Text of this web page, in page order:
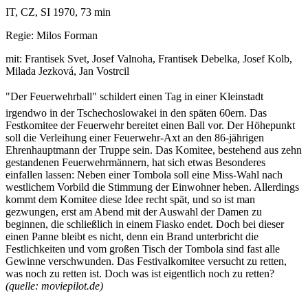
IT, CZ, SI 1970, 73 min
Regie: Milos Forman
mit: Frantisek Svet, Josef Valnoha, Frantisek Debelka, Josef Kolb,
Milada Jezková, Jan Vostrcil
"Der Feuerwehrball" schildert einen Tag in einer Kleinstadt
irgendwo in der Tschechoslowakei in den späten 60ern. Das
Festkomitee der Feuerwehr bereitet einen Ball vor. Der Höhepunkt
soll die Verleihung einer Feuerwehr-Axt an den 86-jährigen
Ehrenhauptmann der Truppe sein. Das Komitee, bestehend aus zehn
gestandenen Feuerwehrmännern, hat sich etwas Besonderes
einfallen lassen: Neben einer Tombola soll eine Miss-Wahl nach
westlichem Vorbild die Stimmung der Einwohner heben. Allerdings
kommt dem Komitee diese Idee recht spät, und so ist man
gezwungen, erst am Abend mit der Auswahl der Damen zu
beginnen, die schließlich in einem Fiasko endet. Doch bei dieser
einen Panne bleibt es nicht, denn ein Brand unterbricht die
Festlichkeiten und vom großen Tisch der Tombola sind fast alle
Gewinne verschwunden. Das Festivalkomitee versucht zu retten,
was noch zu retten ist. Doch was ist eigentlich noch zu retten?
(quelle: moviepilot.de)